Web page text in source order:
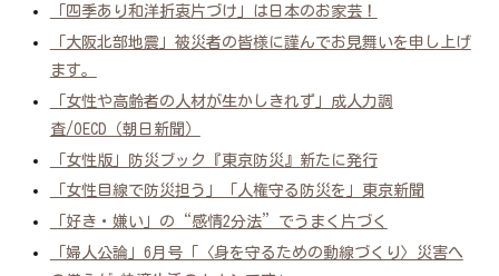
「四季あり和洋折衷片づけ」は日本のお家芸！
「大阪北部地震」被災者の皆様に謹んでお見舞いを申し上げ
ます。
「女性や高齢者の人材が生かしきれず」成人力調
査/OECD（朝日新聞）
「女性版」防災ブック『東京防災』新たに発行
「女性目線で防災担う」「人権守る防災を」東京新聞
「好き・嫌い」の“感情2分法”でうまく片づく
「婦人公論」6月号「〈身を守るための動線づくり〉災害へ